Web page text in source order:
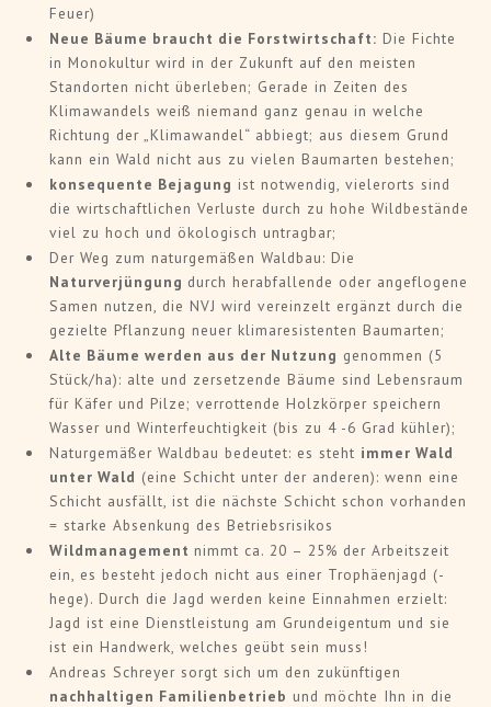
Feuer)
Neue Bäume braucht die Forstwirtschaft: Die Fichte
in Monokultur wird in der Zukunft auf den meisten
Standorten nicht überleben; Gerade in Zeiten des
Klimawandels weiß niemand ganz genau in welche
Richtung der „Klimawandel“ abbiegt; aus diesem Grund
kann ein Wald nicht aus zu vielen Baumarten bestehen;
konsequente Bejagung ist notwendig, vielerorts sind
die wirtschaftlichen Verluste durch zu hohe Wildbestände
viel zu hoch und ökologisch untragbar;
Der Weg zum naturgemäßen Waldbau: Die
Naturverjüngung durch herabfallende oder angeflogene
Samen nutzen, die NVJ wird vereinzelt ergänzt durch die
gezielte Pflanzung neuer klimaresistenten Baumarten;
Alte Bäume werden aus der Nutzung genommen (5
Stück/ha): alte und zersetzende Bäume sind Lebensraum
für Käfer und Pilze; verrottende Holzkörper speichern
Wasser und Winterfeuchtigkeit (bis zu 4 -6 Grad kühler);
Naturgemäßer Waldbau bedeutet: es steht immer Wald
unter Wald (eine Schicht unter der anderen): wenn eine
Schicht ausfällt, ist die nächste Schicht schon vorhanden
= starke Absenkung des Betriebsrisikos
Wildmanagement nimmt ca. 20 – 25% der Arbeitszeit
ein, es besteht jedoch nicht aus einer Trophäenjagd (-
hege). Durch die Jagd werden keine Einnahmen erzielt:
Jagd ist eine Dienstleistung am Grundeigentum und sie
ist ein Handwerk, welches geübt sein muss!
Andreas Schreyer sorgt sich um den zukünftigen
nachhaltigen Familienbetrieb und möchte Ihn in die